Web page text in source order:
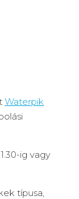
Waterpik
ig vagy
típusa,